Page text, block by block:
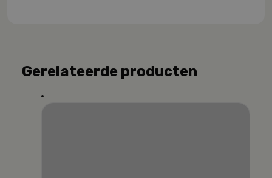
Gerelateerde producten